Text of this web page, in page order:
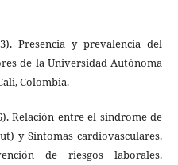
Presencia y prevalencia del
de la Universidad Autónoma
Colombia.
Relación entre el síndrome de
y Síntomas cardiovasculares.
de riesgos laborales.